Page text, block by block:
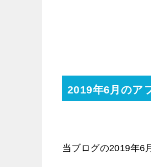
2019年6月のア
当ブログの2019年6